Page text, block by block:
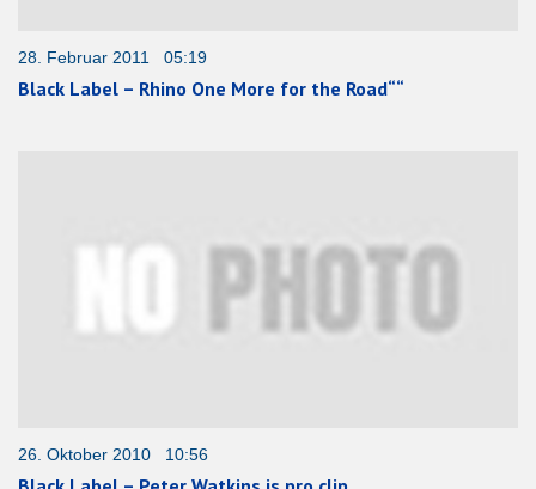
28. Februar 2011 05:19
Black Label – Rhino One More for the Road““
26. Oktober 2010 10:56